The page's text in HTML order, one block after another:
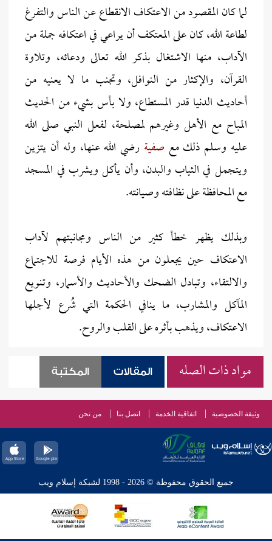
لما كان المقصود من الاعتكاف الانقطاع عن الناس والتفرغ
لطاعة الله، كان على المعتكف أن يراعي في اعتكافه جملة من
الآداب، منها الاشتغال بذكر الله تعالى ودعائه، وتلاوة
القرآن، والإكثار من النوافل، وتجنب ما لا يعنيه من
أحاديث الدنيا قدر المستطاع، ولا بأس بشيء من الحديث
المباح مع الأهل وغيرهم لمصلحة، لفعل النبي صلى الله
عليه وسلم ذلك مع صفية رضي الله عنها، وله أن يتزين
ويتجمل في الثياب والبدن، وأن يأكل ويشرب في المسجد
مع المحافظة على نظافته وصيانته.
وبذلك يظهر خطأ كثير من الناس ومجانبتهم لآداب
الاعتكاف حين يجعلون من هذه الأيام فرصة للاجتماع
والالتقاء، وتبادل الضحك والأحاديث والأسمار، وتنويع
المآكل والمشارب، ما ينافي الحكمة التي شُرع لأجلها
الاعتكاف، ويذهب بأثره على القلب والروح.
مواد ذات الصله المقالات المكتبة
وثيقة الخصوصية اتفاقية الخدمة اتصل بنا من نحن
جميع الحقوق محفوظة © 2026 - 1998 لشبكة إسلام ويب